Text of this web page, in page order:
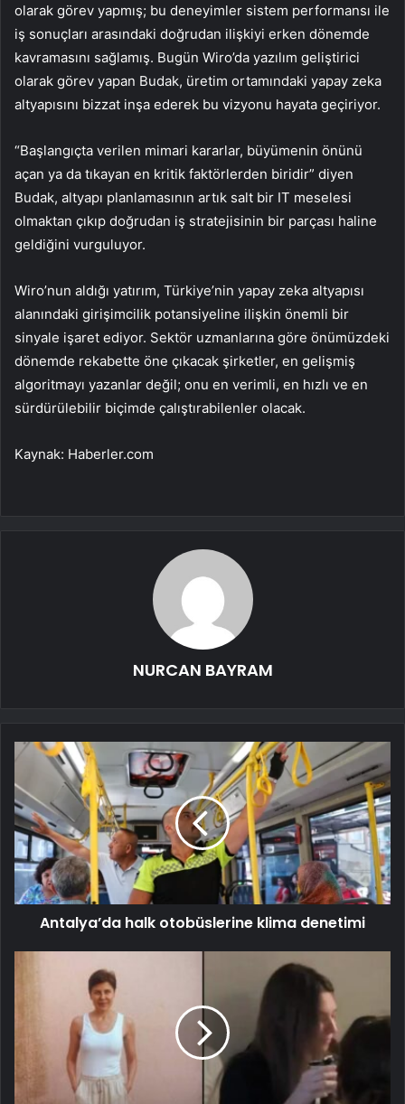
olarak görev yapmış; bu deneyimler sistem performansı ile
iş sonuçları arasındaki doğrudan ilişkiyi erken dönemde
kavramasını sağlamış. Bugün Wiro’da yazılım geliştirici
olarak görev yapan Budak, üretim ortamındaki yapay zeka
altyapısını bizzat inşa ederek bu vizyonu hayata geçiriyor.
“Başlangıçta verilen mimari kararlar, büyümenin önünü
açan ya da tıkayan en kritik faktörlerden biridir” diyen
Budak, altyapı planlamasının artık salt bir IT meselesi
olmaktan çıkıp doğrudan iş stratejisinin bir parçası haline
geldiğini vurguluyor.
Wiro’nun aldığı yatırım, Türkiye’nin yapay zeka altyapısı
alanındaki girişimcilik potansiyeline ilişkin önemli bir
sinyale işaret ediyor. Sektör uzmanlarına göre önümüzdeki
dönemde rekabette öne çıkacak şirketler, en gelişmiş
algoritmayı yazanlar değil; onu en verimli, en hızlı ve en
sürdürülebilir biçimde çalıştırabilenler olacak.
Kaynak: Haberler.com
NURCAN BAYRAM
Antalya’da halk otobüslerine klima denetimi